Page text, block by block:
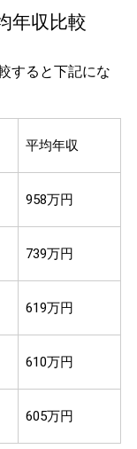
年収比較
すると下記にな
平均年収
958万円
739万円
619万円
610万円
605万円